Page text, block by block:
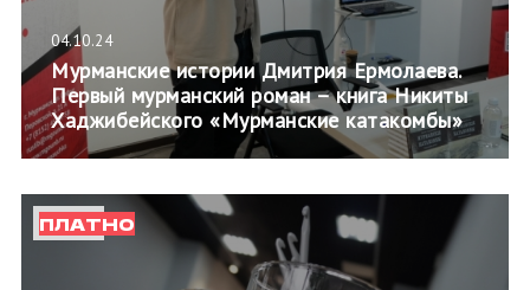
04.10.24
Мурманские истории Дмитрия Ермолаева.
Первый мурманский роман – книга Никиты
Хаджибейского «Мурманские катакомбы»
ПЛАТНО